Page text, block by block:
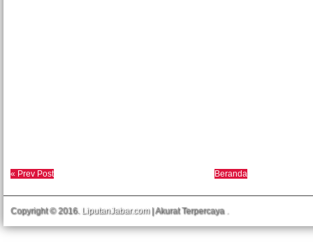
« Prev Post Beranda
Copyright © 2016. LiputanJabar.com| Akurat Terpercaya